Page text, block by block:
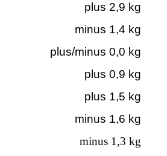
plus 2,9 kg
minus 1,4 kg
plus/minus 0,0 kg
plus 0,9 kg
plus 1,5 kg
minus 1,6 kg
minus 1,3 kg